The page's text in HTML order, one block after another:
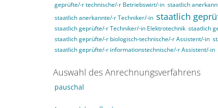
geprüfte/-r technische/-r Betriebswirt/-in staatlich
staatlich anerkannte/-r Techniker/-in staatlich
staatlich geprüfte/-r Techniker/-in Elektrotechnik staatlich
staatlich geprüfte/-r biologisch-technische/-r Assistent/-in
staatlich geprüfte/-r informationstechnische/-r Assistent/-in
Auswahl des Anrechnungsverfahrens
pauschal